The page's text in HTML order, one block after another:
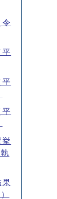
平
平
平
果